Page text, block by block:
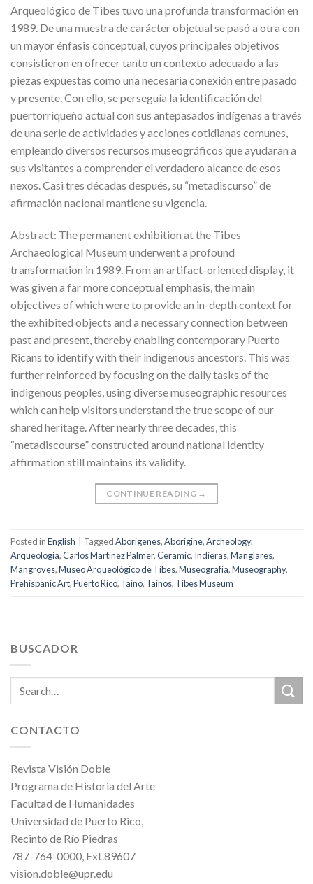
Arqueológico de Tibes tuvo una profunda transformación en
1989. De una muestra de carácter objetual se pasó a otra con
un mayor énfasis conceptual, cuyos principales objetivos
consistieron en ofrecer tanto un contexto adecuado a las
piezas expuestas como una necesaria conexión entre pasado
y presente. Con ello, se perseguía la identificación del
puertorriqueño actual con sus antepasados indígenas a través
de una serie de actividades y acciones cotidianas comunes,
empleando diversos recursos museográficos que ayudaran a
sus visitantes a comprender el verdadero alcance de esos
nexos. Casi tres décadas después, su “metadiscurso” de
afirmación nacional mantiene su vigencia.
Abstract: The permanent exhibition at the Tibes
Archaeological Museum underwent a profound
transformation in 1989. From an artifact-oriented display, it
was given a far more conceptual emphasis, the main
objectives of which were to provide an in-depth context for
the exhibited objects and a necessary connection between
past and present, thereby enabling contemporary Puerto
Ricans to identify with their indigenous ancestors. This was
further reinforced by focusing on the daily tasks of the
indigenous peoples, using diverse museographic resources
which can help visitors understand the true scope of our
shared heritage. After nearly three decades, this
“metadiscourse” constructed around national identity
affirmation still maintains its validity.
CONTINUE READING →
Posted inEnglish TaggedAborigenes,Aborigine,Archeology,
Arqueología,Carlos Martínez Palmer,Ceramic, Indieras,Manglares,
Mangroves,Museo Arqueológico de Tibes,Museografía,Museography,
Prehispanic Art,Puerto Rico, Taino, Tainos, Tibes Museum
BUSCADOR
CONTACTO
Revista Visión Doble
Programa de Historia del Arte
Facultad de Humanidades
Universidad de Puerto Rico,
Recinto de Río Piedras
787-764-0000, Ext.89607
vision.doble@upr.edu